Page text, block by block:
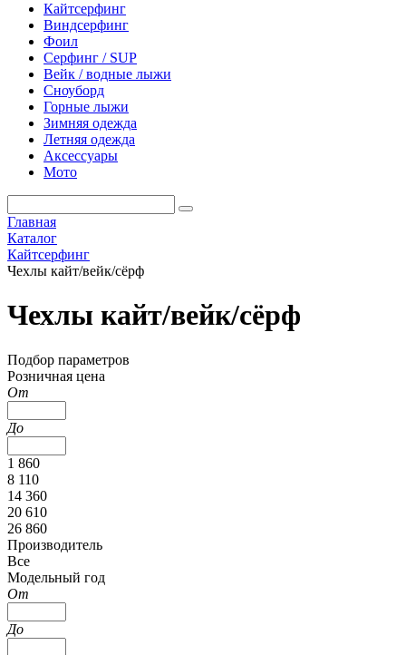
Кайтсерфинг
Виндсерфинг
Фоил
Серфинг / SUP
Вейк / водные лыжи
Сноуборд
Горные лыжи
Зимняя одежда
Летняя одежда
Аксессуары
Мото
Главная
Каталог
Кайтсерфинг
Чехлы кайт/вейк/сёрф
Чехлы кайт/вейк/сёрф
Подбор параметров
Розничная цена
От
До
1 860
8 110
14 360
20 610
26 860
Производитель
Все
Модельный год
От
До